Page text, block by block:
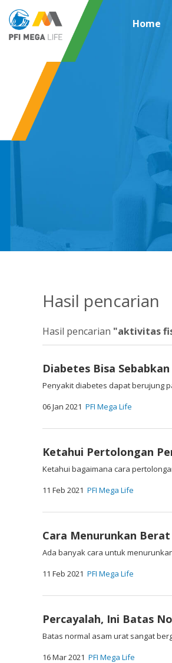
Home
Hasil pencarian
Hasil pencarian "aktivitas
Diabetes Bisa
Penyakit diabetes dapat berujung
06 Jan 2021 PFI Mega Life
Ketahui Pertolongan
Ketahui bagaimana cara
11 Feb 2021 PFI Mega Life
Cara Menurunkan
Ada banyak cara untuk
11 Feb 2021 PFI Mega Life
Percayalah, Ini Batas
Batas normal asam urat sangat
16 Mar 2021 PFI Mega Life